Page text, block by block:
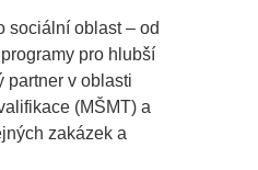
sociální oblast – od
pro hlubší
partner v oblasti
(MŠMT) a
zakázek a